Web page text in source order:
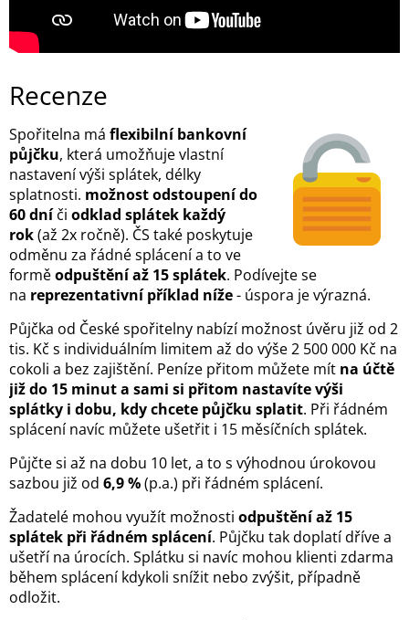
Recenze
Spořitelna má flexibilní bankovní
půjčku, která umožňuje vlastní
nastavení výši splátek, délky
splatnosti. možnost odstoupení do
60 dníči odklad splátek každý
rok(až 2x ročně). ČS také poskytuje
odměnu za řádné splácení a to ve
forměodpuštění až 15 splátek. Podívejte se
na reprezentativní příklad níže- úspora je výrazná.
Půjčka od České spořitelny nabízí možnost úvěru již od 2
tis. Kč s individuálním limitem až do výše 2 500 000 Kč na
cokoli a bez zajištění. Peníze přitom můžete mít na účtě
již do 15 minut a sami si přitom nastavíte výši
splátky i dobu, kdy chcete půjčku splatit. Při řádném
splácení navíc můžete ušetřit i 15 měsíčních splátek.
Půjčte si až na dobu 10 let, a to s výhodnou úrokovou
sazbou již od 6,9 %(p.a.) při řádném splácení.
Žadatelé mohou využít možnosti odpuštění až 15
splátek při řádném splácení. Půjčku tak doplatí dříve a
ušetří na úrocích. Splátku si navíc mohou klienti zdarma
během splácení kdykoli snížit nebo zvýšit, případně
odložit.